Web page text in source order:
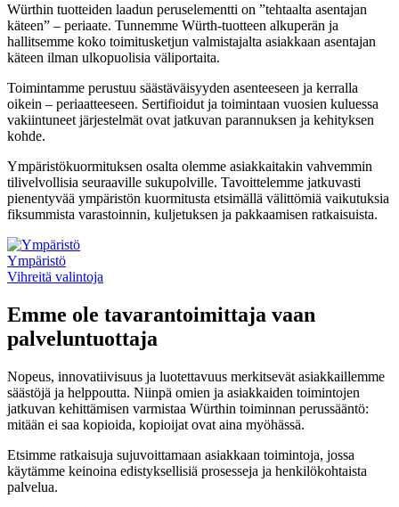
Würthin tuotteiden laadun peruselementti on ”tehtaalta asentajan
käteen” – periaate. Tunnemme Würth-tuotteen alkuperän ja
hallitsemme koko toimitusketjun valmistajalta asiakkaan asentajan
käteen ilman ulkopuolisia väliportaita.
Toimintamme perustuu säästäväisyyden asenteeseen ja kerralla
oikein – periaatteeseen. Sertifioidut ja toimintaan vuosien kuluessa
vakiintuneet järjestelmät ovat jatkuvan parannuksen ja kehityksen
kohde.
Ympäristökuormituksen osalta olemme asiakkaitakin vahvemmin
tilivelvollisia seuraaville sukupolville. Tavoittelemme jatkuvasti
pienentyvää ympäristön kuormitusta etsimällä välittömiä vaikutuksia
fiksummista varastoinnin, kuljetuksen ja pakkaamisen ratkaisuista.
Ympäristö
Vihreitä valintoja
Emme ole tavarantoimittaja vaan
palveluntuottaja
Nopeus, innovatiivisuus ja luotettavuus merkitsevät asiakkaillemme
säästöjä ja helppoutta. Niinpä omien ja asiakkaiden toimintojen
jatkuvan kehittämisen varmistaa Würthin toiminnan perussääntö:
mitään ei saa kopioida, kopioijat ovat aina myöhässä.
Etsimme ratkaisuja sujuvoittamaan asiakkaan toimintoja, jossa
käytämme keinoina edistyksellisiä prosesseja ja henkilökohtaista
palvelua.